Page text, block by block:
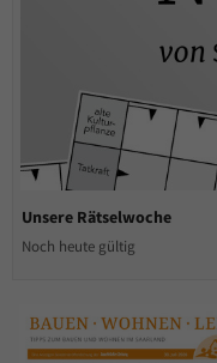
Unsere Rätselwoche
Noch heute gültig